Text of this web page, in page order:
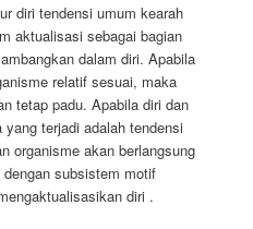
diri tendensi umum kearah
aktualisasi sebagai bagian
dalam diri. Apabila
relatif sesuai, maka
tetap padu. Apabila diri dan
terjadi adalah tendensi
organisme akan berlangsung
subsistem motif
diri .